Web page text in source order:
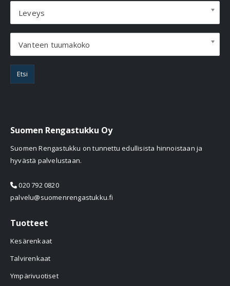
Leveys
Vanteen tuumakoko
Etsi
Suomen Rengastukku Oy
Suomen Rengastukku on tunnettu edullisista hinnoistaan ja
hyvästä palvelustaan.
020 792 0820
palvelu@suomenrengastukku.fi
Tuotteet
Kesärenkaat
Talvirenkaat
Ympärivuotiset